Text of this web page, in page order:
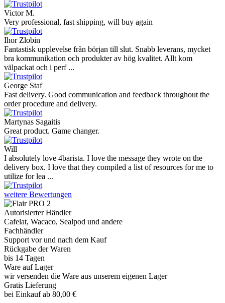
Victor M.
Very professional, fast shipping, will buy again
Ihor Zlobin
Fantastisk upplevelse från början till slut. Snabb leverans, mycket
bra kommunikation och produkter av hög kvalitet. Allt kom
välpackat och i perf ...
George Staf
Fast delivery. Good communication and feedback throughout the
order procedure and delivery.
Martynas Sagaitis
Great product. Game changer.
Will
I absolutely love 4barista. I love the message they wrote on the
delivery box. I love that they compiled a list of resources for me to
utilize for lea ...
weitere Bewertungen
Autorisierter Händler
Cafelat, Wacaco, Sealpod und andere
Fachhändler
Support vor und nach dem Kauf
Rückgabe der Waren
bis 14 Tagen
Ware auf Lager
wir versenden die Ware aus unserem eigenen Lager
Gratis Lieferung
bei Einkauf ab 80,00 €